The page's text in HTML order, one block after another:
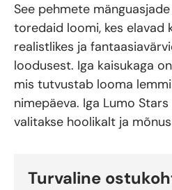
See pehmete
toredaid loomi, kes elavad
realistlikes ja
loodusest. Iga kaisukaga
mis tutvustab looma
nimepäeva. Iga Lumo
valitakse hoolikalt ja
Turvaline